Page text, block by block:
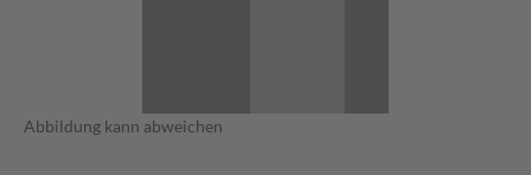
Abbildung kann abweichen